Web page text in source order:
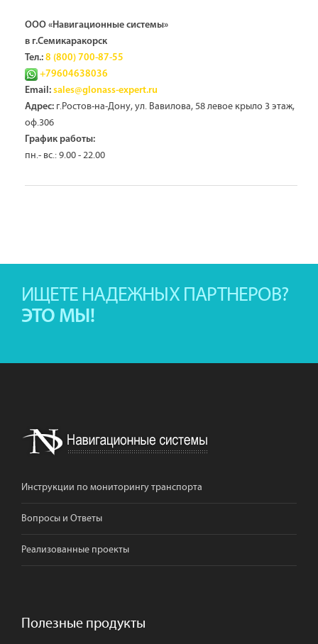
ООО «Навигационные системы»
в г.Семикаракорск
Тел.: 8 (800) 700-87-55
+79604638036
Email: sales@glonass-expert.ru
Адрес: г.Ростов-на-Дону, ул. Вавилова, 58 левое крыло 3 этаж,
оф.306
График работы:
пн.- вс.: 9.00 - 22.00
ИЩЕТЕ НАДЕЖНЫХ ПАРТНЕРОВ?
ЭТО МЫ!
Инструкции по мониторингу транспорта
Вопросы и Ответы
Реализованные проекты
Полезные продукты